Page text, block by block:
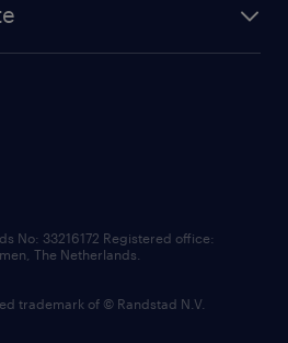
No: 33216172 Registered office:
The Netherlands.
trademark of © Randstad N.V.